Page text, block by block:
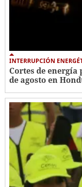
INTERRUPCIÓN
Cortes de energía
de agosto en